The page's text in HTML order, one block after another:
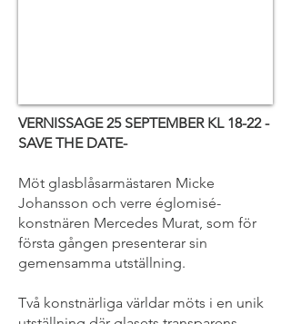
VERNISSAGE 25 SEPTEMBER KL 18-22 -
SAVE THE DATE-
Möt glasblåsarmästaren Micke
Johansson och verre églomisé-
konstnären Mercedes Murat, som för
första gången presenterar sin
gemensamma utställning.
Två konstnärliga världar möts i en unik